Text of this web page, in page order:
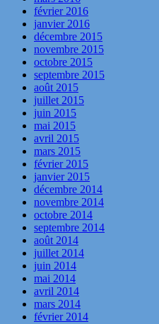
février 2016
janvier 2016
décembre 2015
novembre 2015
octobre 2015
septembre 2015
août 2015
juillet 2015
juin 2015
mai 2015
avril 2015
mars 2015
février 2015
janvier 2015
décembre 2014
novembre 2014
octobre 2014
septembre 2014
août 2014
juillet 2014
juin 2014
mai 2014
avril 2014
mars 2014
février 2014